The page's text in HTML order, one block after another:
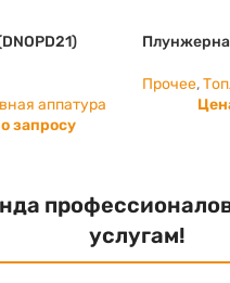
аппатура
запросу
Прочее,
услугам!